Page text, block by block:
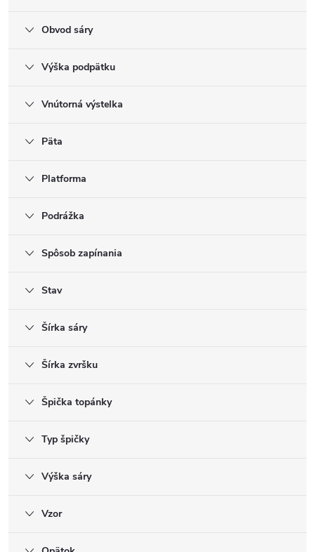
Obvod sáry
Výška podpätku
Vnútorná výstelka
Päta
Platforma
Podrážka
Spôsob zapínania
Stav
Šírka sáry
Šírka zvršku
Špička topánky
Typ špičky
Výška sáry
Vzor